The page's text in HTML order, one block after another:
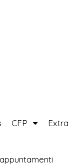
CFP Extra